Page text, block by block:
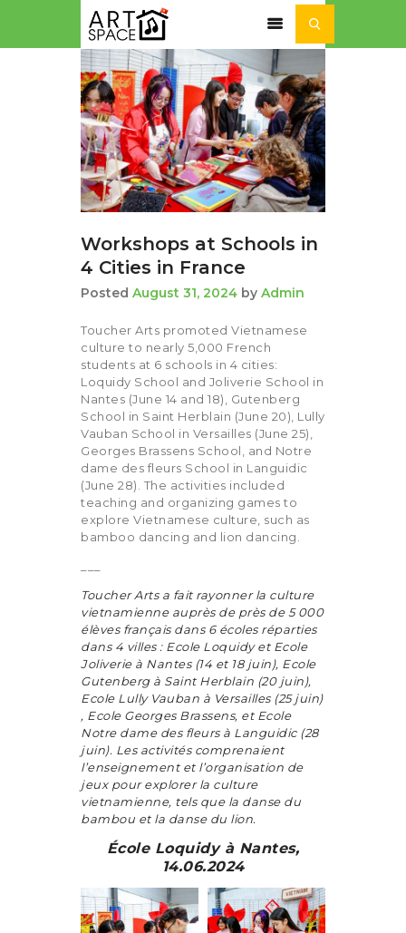
ACTUALITÉ
SÉJOURS ET STAGES
NOS ACTIVITÉS
NOTRE
Workshops at Schools in
4 Cities in France
Posted August 31, 2024 by Admin
Toucher Arts promoted Vietnamese
culture to nearly 5,000 French
students at 6 schools in 4 cities:
Loquidy School and Joliverie School in
Nantes (June 14 and 18), Gutenberg
School in Saint Herblain (June 20), Lully
Vauban School in Versailles (June 25),
Georges Brassens School, and Notre
dame des fleurs School in Languidic
(June 28). The activities included
teaching and organizing games to
explore Vietnamese culture, such as
bamboo dancing and lion dancing.
Toucher Arts a fait rayonner la culture
vietnamienne auprès de près de 5 000
élèves français dans 6 écoles réparties
dans 4 villes : Ecole Loquidy et Ecole
Joliverie à Nantes (14 et 18 juin), Ecole
Gutenberg à Saint Herblain (20 juin),
Ecole Lully Vauban à Versailles (25 juin)
, Ecole Georges Brassens, et Ecole
Notre dame des fleurs à Languidic (28
juin). Les activités comprenaient
l’enseignement et l’organisation de
jeux pour explorer la culture
vietnamienne, tels que la danse du
bambou et la danse du lion.
École Loquidy à Nantes,
14.06.2024